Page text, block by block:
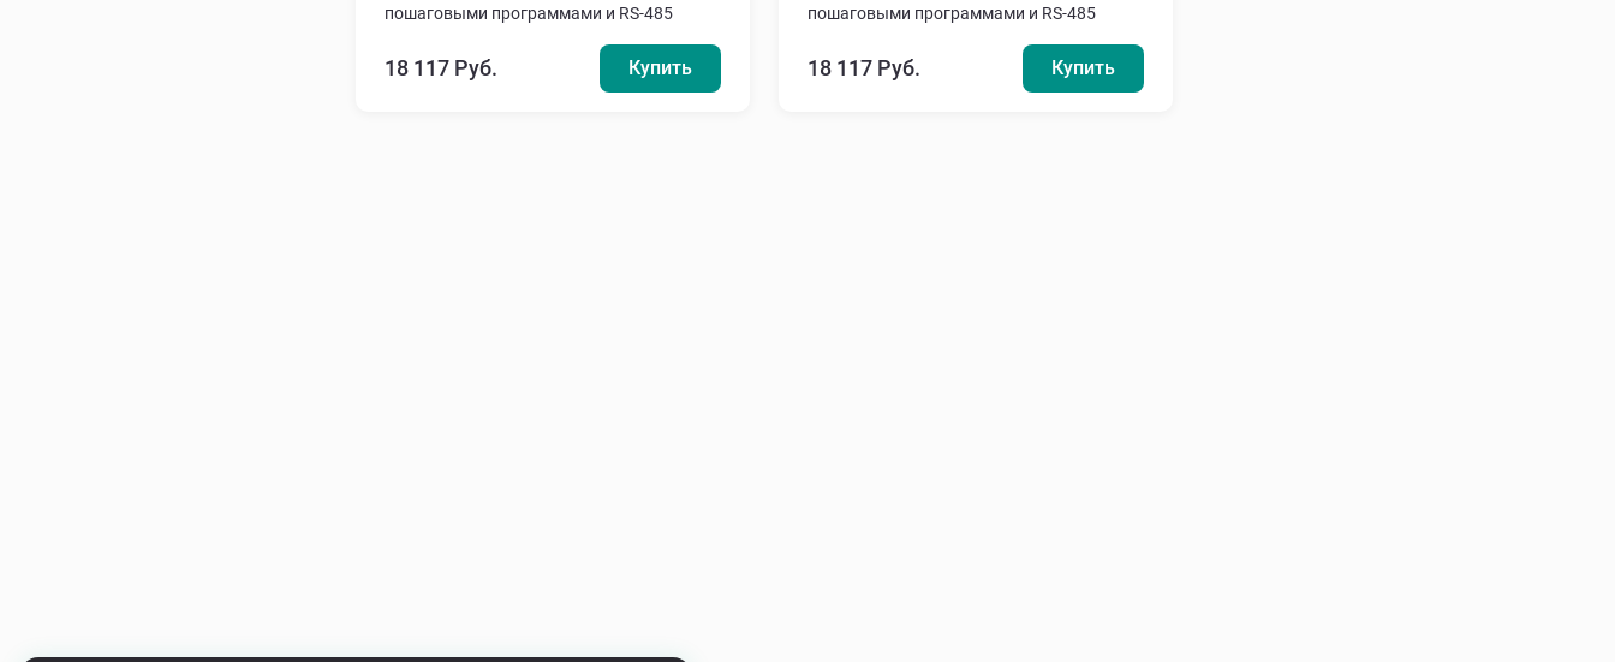
пошаговыми программами и RS-485
18 117 Руб. Купить
пошаговыми программами и RS-485
18 117 Руб. Купить